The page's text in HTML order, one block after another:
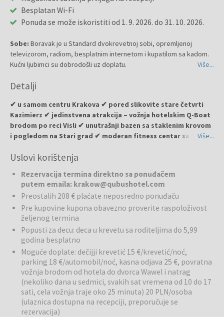
Besplatan Wi-Fi
Ponuda se može iskoristiti od 1. 9. 2026. do 31. 10. 2026.
Sobe: Boravak je u Standard dvokrevetnoj sobi, opremljenoj
televizorom, radiom, besplatnim internetom i kupatilom sa kadom.
Kućni ljubimci su dobrodošli uz doplatu.
Više...
Detalji
✔ u samom centru Krakova ✔ pored slikovite stare četvrti
Kazimierz ✔ jedinstvena atrakcija – vožnja hotelskim Q-Boat
brodom po reci Visli ✔ unutrašnji bazen sa staklenim krovom
i pogledom na Stari grad ✔ moderan fitness centar sa
proizvoda ✔ elegantan lobby bar Torino Paninoteka & Bar ✔
internetom
Qubus Hotel Krakówje moderan gradski hotel sa četiri zvezdice,
smešten u centru Krakova, odmah pored stare četvrti Kazimierz.
Hotel je odličan izbor za sve koji žele da otkriju istorijsko srce
Poljske i uživaju u savremenom komforu.
Bazen i wellness:Na raspolaganju su unutrašnji bazen sa pogledom
na grad, đakuzi, sauna i fitnes centar.
Restorani i barovi: Hotel nudi bogat doručak sa više od 100
proizvoda iz celog sveta. U sklopu hotela je i lobby bar Torino
Paninoteka & Bar.
Više...
Uslovi korištenja
Rezervacija termina direktno sa ponuđačem
putem emaila: krakow@qubushotel.com
Preostalih 208 € plaćate neposredno ponuđaču
Pre kupovine kupona obavezno proverite raspoloživost
željenog termina
Popusti za decu: deca u krevetu sa roditeljima do 5,99
godina besplatno
Moguće doplate: dečijji krevetić 15 €/krevetić/noć,
parking 18 €/automobil/noć, kasna odjava 25 €, povratna
vožnja brodom od hotela do dvorca Wawel i natrag
(nekoliko dana u sedmici, svakih sat vremena od 10 do 17
sati, cela vožnja traje oko 25 minuta) 20 PLN/osoba
(ulaznica dostupna na recepciji, preporučuje se
rezervacija)